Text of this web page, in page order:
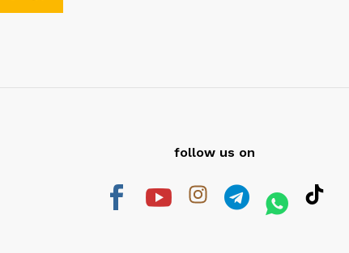
follow us on